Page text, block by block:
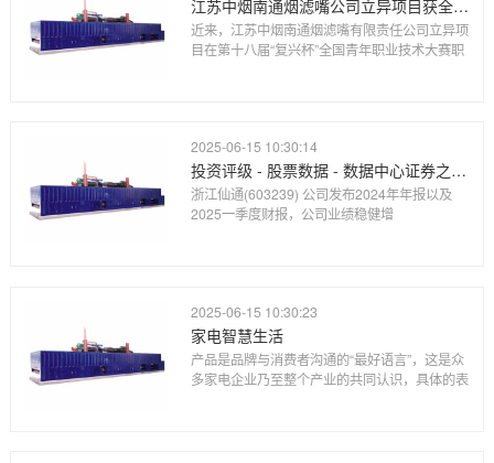
江苏中烟南通烟滤嘴公司立异项目获全国青年职业技术大赛职工组优胜奖
近来，江苏中烟南通烟滤嘴有限责任公司立异项
目在第十八届“复兴杯”全国青年职业技术大赛职
2025-06-15 10:30:14
投资评级 - 股票数据 - 数据中心证券之星-提炼精华 解开财富密码
浙江仙通(603239) 公司发布2024年年报以及
2025一季度财报，公司业绩稳健增
2025-06-15 10:30:23
家电智慧生活
产品是品牌与消费者沟通的“最好语言”，这是众
多家电企业乃至整个产业的共同认识，具体的表